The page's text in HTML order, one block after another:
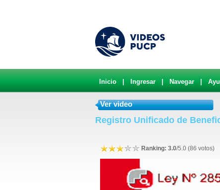
Inicio Ingresar Navegar
Ver video
Registro Unificado de
Ranking: 3.0/5.0 (86 votos)